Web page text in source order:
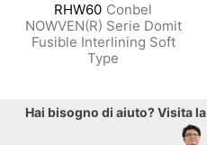
RHW60 Conbel
NOWVEN(R) Serie Domit
Fusible Interlining Soft
Type
Hai bisogno di aiuto? Visita